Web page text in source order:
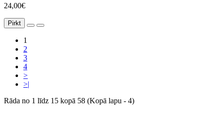
24,00€
Pirkt
1
2
3
4
>
>|
Rāda no 1 līdz 15 kopā 58 (Kopā lapu - 4)